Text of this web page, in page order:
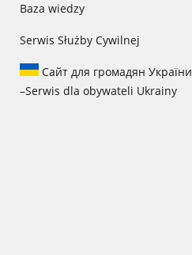
Baza wiedzy
Serwis Służby Cywilnej
Сайт для громадян України
–Serwis dla obywateli Ukrainy